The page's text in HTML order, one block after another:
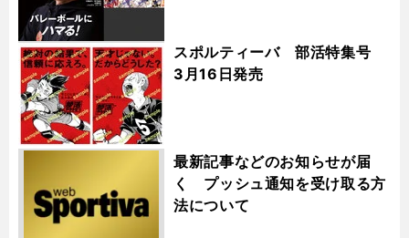
スポルティーバ 部活特集号
3月16日発売
最新記事などのお知らせが届
く プッシュ通知を受け取る方
法について